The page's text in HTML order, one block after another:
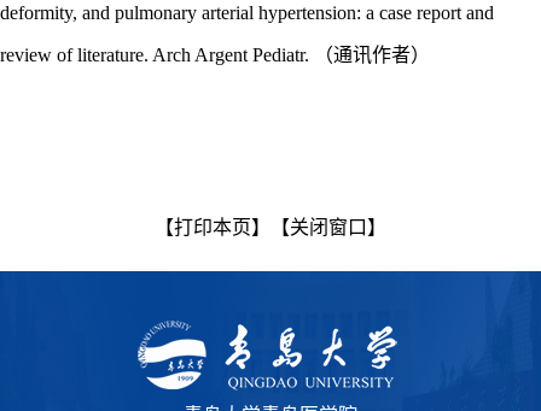
deformity, and pulmonary arterial hypertension: a case report and
review of literature. Arch Argent Pediatr. （通讯作者）
【打印本页】 【关闭窗口】